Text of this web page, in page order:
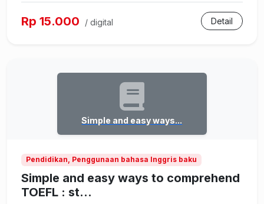
Rp 15.000 / digital Detail
Simple and easy ways...
Pendidikan, Penggunaan bahasa Inggris baku
Simple and easy ways to comprehend
TOEFL : st...